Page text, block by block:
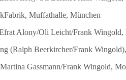
Muffathalle, München
Alony/Oli Leicht/Frank
(Ralph Beerkircher/Frank
Gassmann/Frank Wingold,